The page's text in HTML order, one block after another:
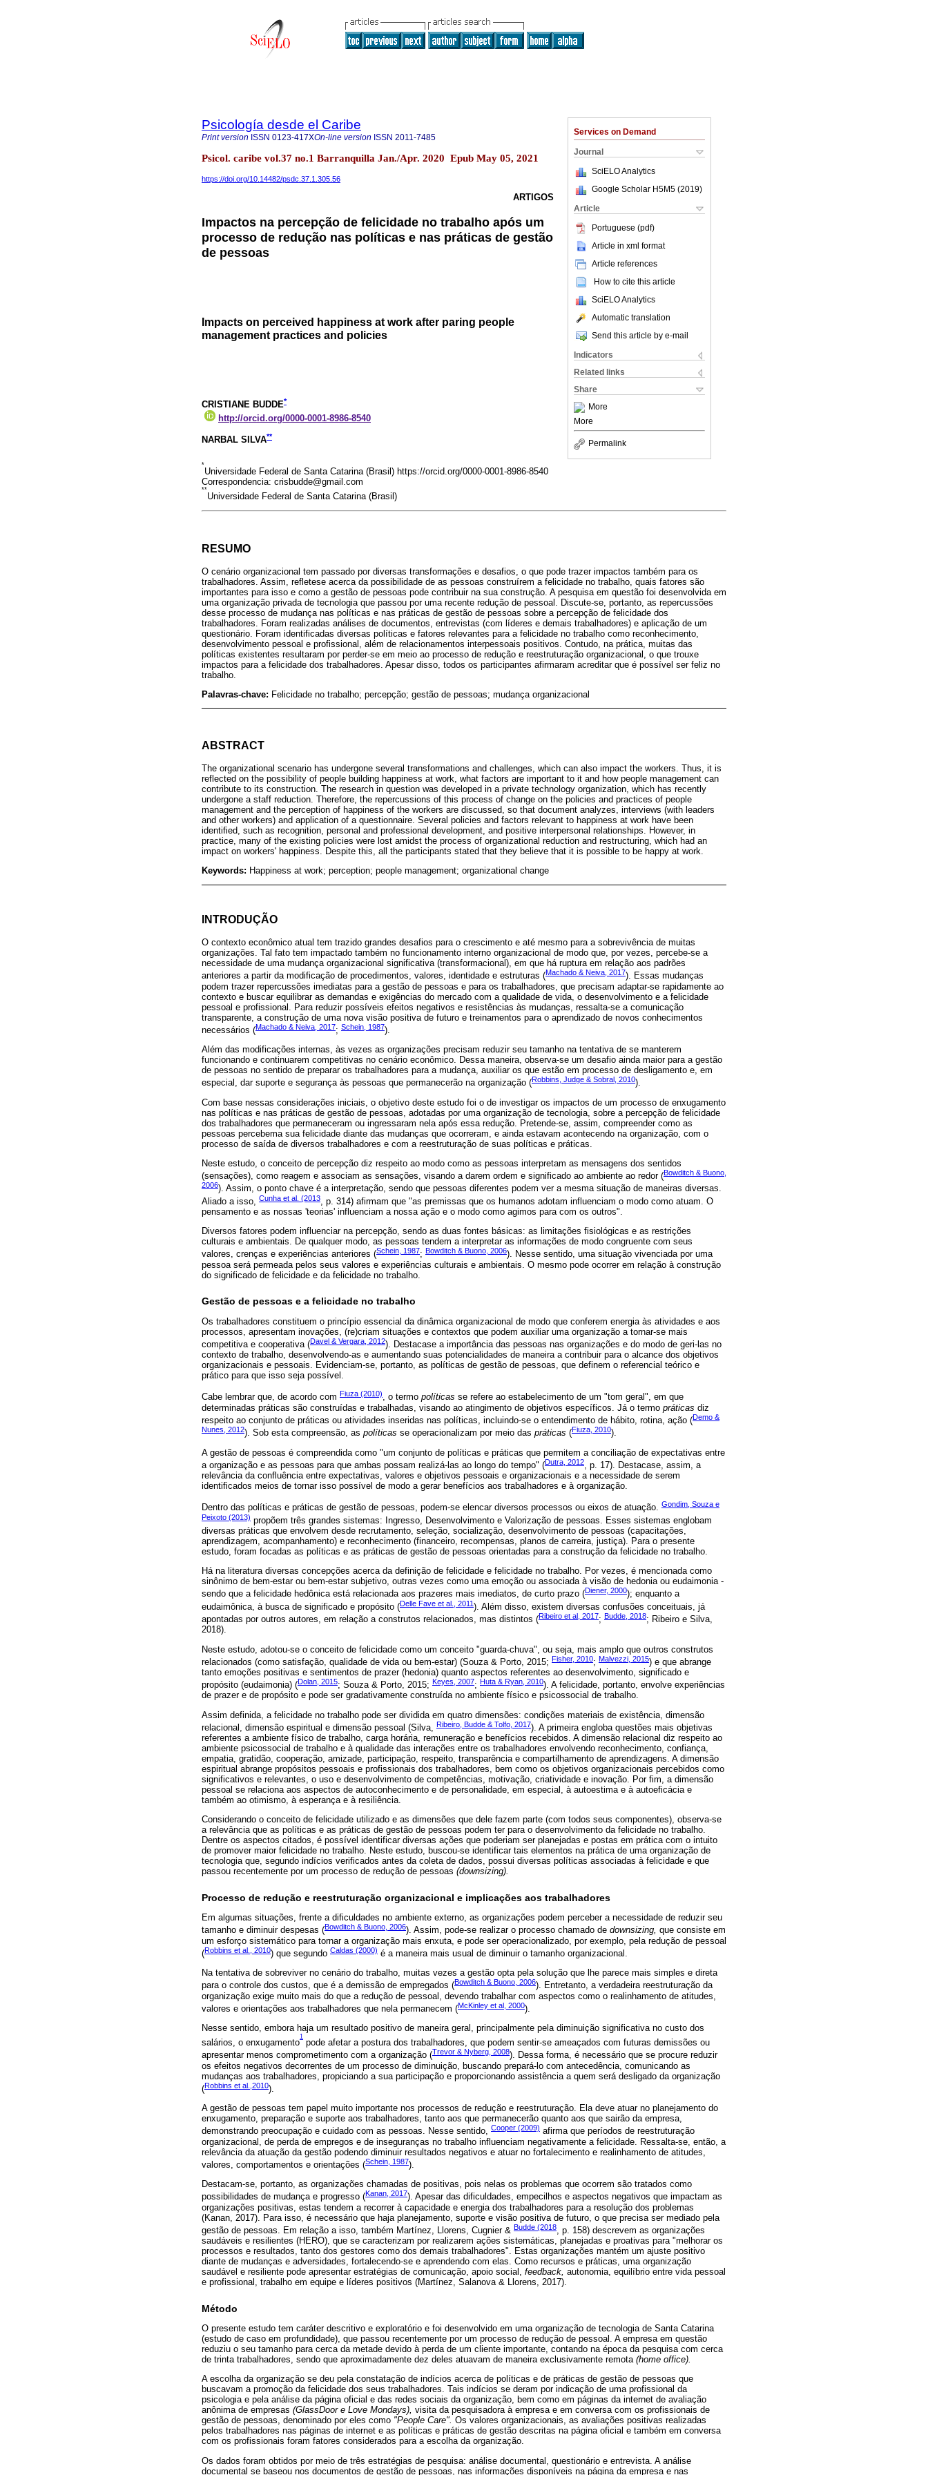
Services on Demand
Journal
SciELO Analytics
Google Scholar H5M5 (2019)
Article
Portuguese (pdf)
Article in xml format
Article references
How to cite this article
SciELO Analytics
Automatic translation
Send this article by e-mail
Indicators
Related links
Share
More
More
Permalink
Psicología desde el Caribe
Print version ISSN 0123-417XOn-line version ISSN 2011-7485
Psicol. caribe vol.37 no.1 Barranquilla Jan./Apr. 2020 Epub May 05, 2021
https://doi.org/10.14482/psdc.37.1.305.56
ARTIGOS
Impactos na percepção de felicidade no trabalho após um
processo de redução nas políticas e nas práticas de gestão
de pessoas
Impacts on perceived happiness at work after paring people
management practices and policies
CRISTIANE BUDDE*
http://orcid.org/0000-0001-8986-8540
NARBAL SILVA**
*
Universidade Federal de Santa Catarina (Brasil) https://orcid.org/0000-0001-8986-8540
Correspondencia: crisbudde@gmail.com
**
Universidade Federal de Santa Catarina (Brasil)
RESUMO
O cenário organizacional tem passado por diversas transformações e desafios, o que pode trazer impactos também para os
trabalhadores. Assim, refletese acerca da possibilidade de as pessoas construírem a felicidade no trabalho, quais fatores são
importantes para isso e como a gestão de pessoas pode contribuir na sua construção. A pesquisa em questão foi desenvolvida em
uma organização privada de tecnologia que passou por uma recente redução de pessoal. Discute-se, portanto, as repercussões
desse processo de mudança nas políticas e nas práticas de gestão de pessoas sobre a percepção de felicidade dos
trabalhadores. Foram realizadas análises de documentos, entrevistas (com líderes e demais trabalhadores) e aplicação de um
questionário. Foram identificadas diversas políticas e fatores relevantes para a felicidade no trabalho como reconhecimento,
desenvolvimento pessoal e profissional, além de relacionamentos interpessoais positivos. Contudo, na prática, muitas das
políticas existentes resultaram por perder-se em meio ao processo de redução e reestruturação organizacional, o que trouxe
impactos para a felicidade dos trabalhadores. Apesar disso, todos os participantes afirmaram acreditar que é possível ser feliz no
trabalho.
Palavras-chave: Felicidade no trabalho; percepção; gestão de pessoas; mudança organizacional
ABSTRACT
The organizational scenario has undergone several transformations and challenges, which can also impact the workers. Thus, it is
reflected on the possibility of people building happiness at work, what factors are important to it and how people management can
contribute to its construction. The research in question was developed in a private technology organization, which has recently
undergone a staff reduction. Therefore, the repercussions of this process of change on the policies and practices of people
management and the perception of happiness of the workers are discussed, so that document analyzes, interviews (with leaders
and other workers) and application of a questionnaire. Several policies and factors relevant to happiness at work have been
identified, such as recognition, personal and professional development, and positive interpersonal relationships. However, in
practice, many of the existing policies were lost amidst the process of organizational reduction and restructuring, which had an
impact on workers' happiness. Despite this, all the participants stated that they believe that it is possible to be happy at work.
Keywords: Happiness at work; perception; people management; organizational change
INTRODUÇÃO
O contexto econômico atual tem trazido grandes desafios para o crescimento e até mesmo para a sobrevivência de muitas
organizações. Tal fato tem impactado também no funcionamento interno organizacional de modo que, por vezes, percebe-se a
necessidade de uma mudança organizacional significativa (transformacional), em que há ruptura em relação aos padrões
anteriores a partir da modificação de procedimentos, valores, identidade e estruturas (Machado & Neiva, 2017). Essas mudanças
podem trazer repercussões imediatas para a gestão de pessoas e para os trabalhadores, que precisam adaptar-se rapidamente ao
contexto e buscar equilibrar as demandas e exigências do mercado com a qualidade de vida, o desenvolvimento e a felicidade
pessoal e profissional. Para reduzir possíveis efeitos negativos e resistências às mudanças, ressalta-se a comunicação
transparente, a construção de uma nova visão positiva de futuro e treinamentos para o aprendizado de novos conhecimentos
necessários (Machado & Neiva, 2017; Schein, 1987).
Além das modificações internas, às vezes as organizações precisam reduzir seu tamanho na tentativa de se manterem
funcionando e continuarem competitivas no cenário econômico. Dessa maneira, observa-se um desafio ainda maior para a gestão
de pessoas no sentido de preparar os trabalhadores para a mudança, auxiliar os que estão em processo de desligamento e, em
especial, dar suporte e segurança às pessoas que permanecerão na organização (Robbins, Judge & Sobral, 2010).
Com base nessas considerações iniciais, o objetivo deste estudo foi o de investigar os impactos de um processo de enxugamento
nas políticas e nas práticas de gestão de pessoas, adotadas por uma organização de tecnologia, sobre a percepção de felicidade
dos trabalhadores que permaneceram ou ingressaram nela após essa redução. Pretende-se, assim, compreender como as
pessoas percebema sua felicidade diante das mudanças que ocorreram, e ainda estavam acontecendo na organização, com o
processo de saída de diversos trabalhadores e com a reestruturação de suas políticas e práticas.
Neste estudo, o conceito de percepção diz respeito ao modo como as pessoas interpretam as mensagens dos sentidos
(sensações), como reagem e associam as sensações, visando a darem ordem e significado ao ambiente ao redor (Bowditch & Buono,
2006). Assim, o ponto chave é a interpretação, sendo que pessoas diferentes podem ver a mesma situação de maneiras diversas.
Aliado a isso, Cunha et al. (2013, p. 314) afirmam que "as premissas que os humanos adotam influenciam o modo como atuam. O
pensamento e as nossas 'teorias' influenciam a nossa ação e o modo como agimos para com os outros".
Diversos fatores podem influenciar na percepção, sendo as duas fontes básicas: as limitações fisiológicas e as restrições
culturais e ambientais. De qualquer modo, as pessoas tendem a interpretar as informações de modo congruente com seus
valores, crenças e experiências anteriores (Schein, 1987; Bowditch & Buono, 2006). Nesse sentido, uma situação vivenciada por uma
pessoa será permeada pelos seus valores e experiências culturais e ambientais. O mesmo pode ocorrer em relação à construção
do significado de felicidade e da felicidade no trabalho.
Gestão de pessoas e a felicidade no trabalho
Os trabalhadores constituem o princípio essencial da dinâmica organizacional de modo que conferem energia às atividades e aos
processos, apresentam inovações, (re)criam situações e contextos que podem auxiliar uma organização a tornar-se mais
competitiva e cooperativa (Davel & Vergara, 2012). Destacase a importância das pessoas nas organizações e do modo de geri-las no
contexto de trabalho, desenvolvendo-as e aumentando suas potencialidades de maneira a contribuir para o alcance dos objetivos
organizacionais e pessoais. Evidenciam-se, portanto, as políticas de gestão de pessoas, que definem o referencial teórico e
prático para que isso seja possível.
Cabe lembrar que, de acordo com Fiuza (2010), o termo políticas se refere ao estabelecimento de um "tom geral", em que
determinadas práticas são construídas e trabalhadas, visando ao atingimento de objetivos específicos. Já o termo práticas diz
respeito ao conjunto de práticas ou atividades inseridas nas políticas, incluindo-se o entendimento de hábito, rotina, ação (Demo &
Nunes, 2012). Sob esta compreensão, as políticas se operacionalizam por meio das práticas (Fiuza, 2010).
A gestão de pessoas é compreendida como "um conjunto de políticas e práticas que permitem a conciliação de expectativas entre
a organização e as pessoas para que ambas possam realizá-las ao longo do tempo" (Dutra, 2012, p. 17). Destacase, assim, a
relevância da confluência entre expectativas, valores e objetivos pessoais e organizacionais e a necessidade de serem
identificados meios de tornar isso possível de modo a gerar benefícios aos trabalhadores e à organização.
Dentro das políticas e práticas de gestão de pessoas, podem-se elencar diversos processos ou eixos de atuação. Gondim, Souza e
Peixoto (2013) propõem três grandes sistemas: Ingresso, Desenvolvimento e Valorização de pessoas. Esses sistemas englobam
diversas práticas que envolvem desde recrutamento, seleção, socialização, desenvolvimento de pessoas (capacitações,
aprendizagem, acompanhamento) e reconhecimento (financeiro, recompensas, planos de carreira, justiça). Para o presente
estudo, foram focadas as políticas e as práticas de gestão de pessoas orientadas para a construção da felicidade no trabalho.
Há na literatura diversas concepções acerca da definição de felicidade e felicidade no trabalho. Por vezes, é mencionada como
sinônimo de bem-estar ou bem-estar subjetivo, outras vezes como uma emoção ou associada à visão de hedonia ou eudaimonia -
sendo que a felicidade hedônica está relacionada aos prazeres mais imediatos, de curto prazo (Diener, 2000); enquanto a
eudaimônica, à busca de significado e propósito (Delle Fave et al., 2011). Além disso, existem diversas confusões conceituais, já
apontadas por outros autores, em relação a construtos relacionados, mas distintos (Ribeiro et al, 2017; Budde, 2018; Ribeiro e Silva,
2018).
Neste estudo, adotou-se o conceito de felicidade como um conceito "guarda-chuva", ou seja, mais amplo que outros construtos
relacionados (como satisfação, qualidade de vida ou bem-estar) (Souza & Porto, 2015; Fisher, 2010; Malvezzi, 2015) e que abrange
tanto emoções positivas e sentimentos de prazer (hedonia) quanto aspectos referentes ao desenvolvimento, significado e
propósito (eudaimonia) (Dolan, 2015; Souza & Porto, 2015; Keyes, 2007; Huta & Ryan, 2010). A felicidade, portanto, envolve experiências
de prazer e de propósito e pode ser gradativamente construída no ambiente físico e psicossocial de trabalho.
Assim definida, a felicidade no trabalho pode ser dividida em quatro dimensões: condições materiais de existência, dimensão
relacional, dimensão espiritual e dimensão pessoal (Silva, Ribeiro, Budde & Tolfo, 2017). A primeira engloba questões mais objetivas
referentes a ambiente físico de trabalho, carga horária, remuneração e benefícios recebidos. A dimensão relacional diz respeito ao
ambiente psicossocial de trabalho e à qualidade das interações entre os trabalhadores envolvendo reconhecimento, confiança,
empatia, gratidão, cooperação, amizade, participação, respeito, transparência e compartilhamento de aprendizagens. A dimensão
espiritual abrange propósitos pessoais e profissionais dos trabalhadores, bem como os objetivos organizacionais percebidos como
significativos e relevantes, o uso e desenvolvimento de competências, motivação, criatividade e inovação. Por fim, a dimensão
pessoal se relaciona aos aspectos de autoconhecimento e de personalidade, em especial, à autoestima e à autoeficácia e
também ao otimismo, à esperança e à resiliência.
Considerando o conceito de felicidade utilizado e as dimensões que dele fazem parte (com todos seus componentes), observa-se
a relevância que as políticas e as práticas de gestão de pessoas podem ter para o desenvolvimento da felicidade no trabalho.
Dentre os aspectos citados, é possível identificar diversas ações que poderiam ser planejadas e postas em prática com o intuito
de promover maior felicidade no trabalho. Neste estudo, buscou-se identificar tais elementos na prática de uma organização de
tecnologia que, segundo indícios verificados antes da coleta de dados, possui diversas políticas associadas à felicidade e que
passou recentemente por um processo de redução de pessoas (downsizing).
Processo de redução e reestruturação organizacional e implicações aos trabalhadores
Em algumas situações, frente a dificuldades no ambiente externo, as organizações podem perceber a necessidade de reduzir seu
tamanho e diminuir despesas (Bowditch & Buono, 2006). Assim, pode-se realizar o processo chamado de downsizing, que consiste em
um esforço sistemático para tornar a organização mais enxuta, e pode ser operacionalizado, por exemplo, pela redução de pessoal
(Robbins et al., 2010) que segundo Caldas (2000) é a maneira mais usual de diminuir o tamanho organizacional.
Na tentativa de sobreviver no cenário do trabalho, muitas vezes a gestão opta pela solução que lhe parece mais simples e direta
para o controle dos custos, que é a demissão de empregados (Bowditch & Buono, 2006). Entretanto, a verdadeira reestruturação da
organização exige muito mais do que a redução de pessoal, devendo trabalhar com aspectos como o realinhamento de atitudes,
valores e orientações aos trabalhadores que nela permanecem (McKinley et al, 2000).
Nesse sentido, embora haja um resultado positivo de maneira geral, principalmente pela diminuição significativa no custo dos
salários, o enxugamento
1
pode afetar a postura dos trabalhadores, que podem sentir-se ameaçados com futuras demissões ou
apresentar menos comprometimento com a organização (Trevor & Nyberg, 2008). Dessa forma, é necessário que se procure reduzir
os efeitos negativos decorrentes de um processo de diminuição, buscando prepará-lo com antecedência, comunicando as
mudanças aos trabalhadores, propiciando a sua participação e proporcionando assistência a quem será desligado da organização
(Robbins et al.,2010).
A gestão de pessoas tem papel muito importante nos processos de redução e reestruturação. Ela deve atuar no planejamento do
enxugamento, preparação e suporte aos trabalhadores, tanto aos que permanecerão quanto aos que sairão da empresa,
demonstrando preocupação e cuidado com as pessoas. Nesse sentido, Cooper (2009) afirma que períodos de reestruturação
organizacional, de perda de empregos e de inseguranças no trabalho influenciam negativamente a felicidade. Ressalta-se, então, a
relevância da atuação da gestão podendo diminuir resultados negativos e atuar no fortalecimento e realinhamento de atitudes,
valores, comportamentos e orientações (Schein, 1987).
Destacam-se, portanto, as organizações chamadas de positivas, pois nelas os problemas que ocorrem são tratados como
possibilidades de mudança e progresso (Kanan, 2017). Apesar das dificuldades, empecilhos e aspectos negativos que impactam as
organizações positivas, estas tendem a recorrer à capacidade e energia dos trabalhadores para a resolução dos problemas
(Kanan, 2017). Para isso, é necessário que haja planejamento, suporte e visão positiva de futuro, o que precisa ser mediado pela
gestão de pessoas. Em relação a isso, também Martínez, Llorens, Cugnier & Budde (2018, p. 158) descrevem as organizações
saudáveis e resilientes (HERO), que se caracterizam por realizarem ações sistemáticas, planejadas e proativas para "melhorar os
processos e resultados, tanto dos gestores como dos demais trabalhadores". Estas organizações mantém um ajuste positivo
diante de mudanças e adversidades, fortalecendo-se e aprendendo com elas. Como recursos e práticas, uma organização
saudável e resiliente pode apresentar estratégias de comunicação, apoio social, feedback, autonomia, equilíbrio entre vida pessoal
e profissional, trabalho em equipe e líderes positivos (Martínez, Salanova & Llorens, 2017).
Método
O presente estudo tem caráter descritivo e exploratório e foi desenvolvido em uma organização de tecnologia de Santa Catarina
(estudo de caso em profundidade), que passou recentemente por um processo de redução de pessoal. A empresa em questão
reduziu o seu tamanho para cerca da metade devido à perda de um cliente importante, contando na época da pesquisa com cerca
de trinta trabalhadores, sendo que aproximadamente dez deles atuavam de maneira exclusivamente remota (home office).
A escolha da organização se deu pela constatação de indícios acerca de políticas e de práticas de gestão de pessoas que
buscavam a promoção da felicidade dos seus trabalhadores. Tais indícios se deram por indicação de uma profissional da
psicologia e pela análise da página oficial e das redes sociais da organização, bem como em páginas da internet de avaliação
anônima de empresas (GlassDoor e Love Mondays), visita da pesquisadora à empresa e em conversa com os profissionais de
gestão de pessoas, denominado por eles como "People Care". Os valores organizacionais, as avaliações positivas realizadas
pelos trabalhadores nas páginas de internet e as políticas e práticas de gestão descritas na página oficial e também em conversa
com os profissionais foram fatores considerados para a escolha da organização.
Os dados foram obtidos por meio de três estratégias de pesquisa: análise documental, questionário e entrevista. A análise
documental se baseou nos documentos de gestão de pessoas, nas informações disponíveis na página da empresa e nas